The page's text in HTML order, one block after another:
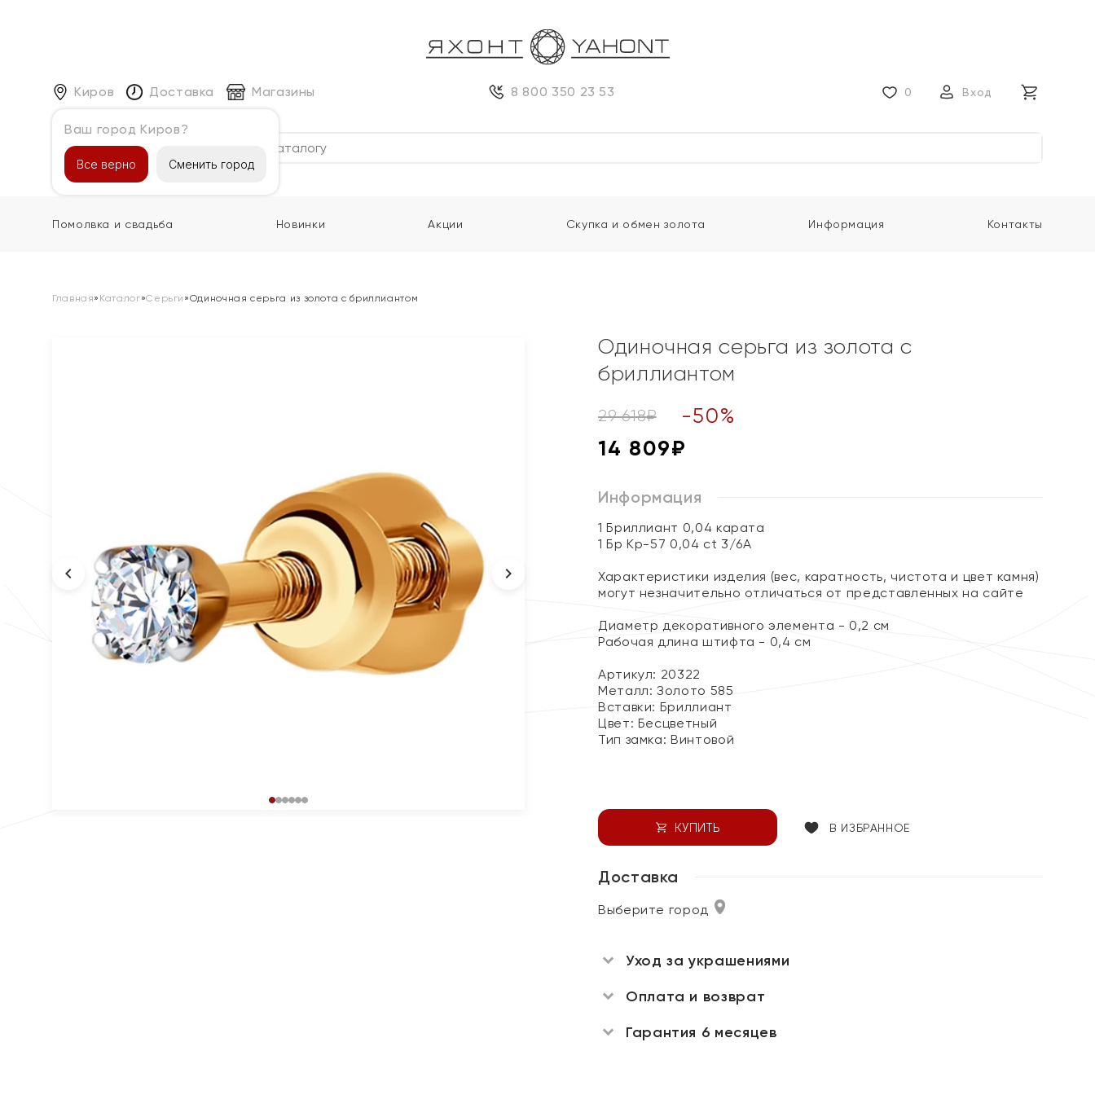
Киров
Ваш город Киров?
Все верно Сменить город
Доставка Магазины 8 800 350 23 53 0 Вход
Каталог
Помолвка и свадьба Новинки Акции Скупка и обмен золота Информация Контакты
Главная» Каталог»Серьги »Одиночная серьга из золота с бриллиантом
Одиночная серьга из золота с
бриллиантом
29 618₽ -50%
14 809₽
Информация
1 Бриллиант 0,04 карата
1 Бр Кр-57 0,04 ct 3/6А
Характеристики изделия (вес, каратность, чистота и цвет камня)
могут незначительно отличаться от представленных на сайте
Диаметр декоративного элемента - 0,2 см
Рабочая длина штифта - 0,4 см
Артикул: 20322
Металл:Золото 585
Вставки: Бриллиант
Цвет: Бесцветный
Тип замка:Винтовой
КУПИТЬ В ИЗБРАННОЕ
Доставка
Выберите город
Уход за украшениями
Оплата и возврат
Гарантия 6 месяцев